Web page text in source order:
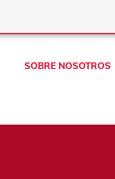
SOBRE NOSOTROS